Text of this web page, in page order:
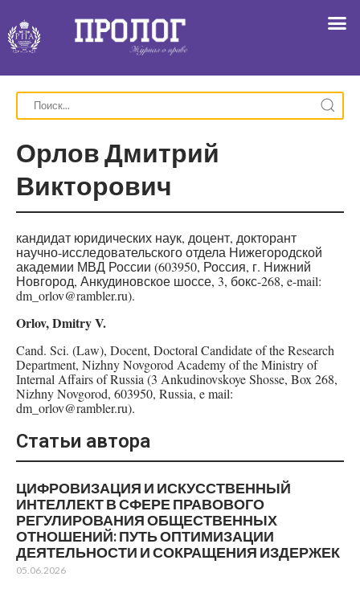
Орлов Дмитрий
Викторович
кандидат юридических наук, доцент, докторант
научно-исследовательского отдела Нижегородской
академии МВД России (603950, Россия, г. Нижний
Новгород, Анкудиновское шоссе, 3, бокс-268, e-mail:
dm_orlov@rambler.ru).
Orlov, Dmitry V.
Cand. Sci. (Law), Docent, Doctoral Candidate of the Research
Department, Nizhny Novgorod Academy of the Ministry of
Internal Affairs of Russia (3 Ankudinovskoye Shosse, Box 268,
Nizhny Novgorod, 603950, Russia, e mail:
dm_orlov@rambler.ru).
Статьи автора
ЦИФРОВИЗАЦИЯ И ИСКУССТВЕННЫЙ
ИНТЕЛЛЕКТ В СФЕРЕ ПРАВОВОГО
РЕГУЛИРОВАНИЯ ОБЩЕСТВЕННЫХ
ОТНОШЕНИЙ: ПУТЬ ОПТИМИЗАЦИИ
ДЕЯТЕЛЬНОСТИ И СОКРАЩЕНИЯ ИЗДЕРЖЕК
05.06.2026